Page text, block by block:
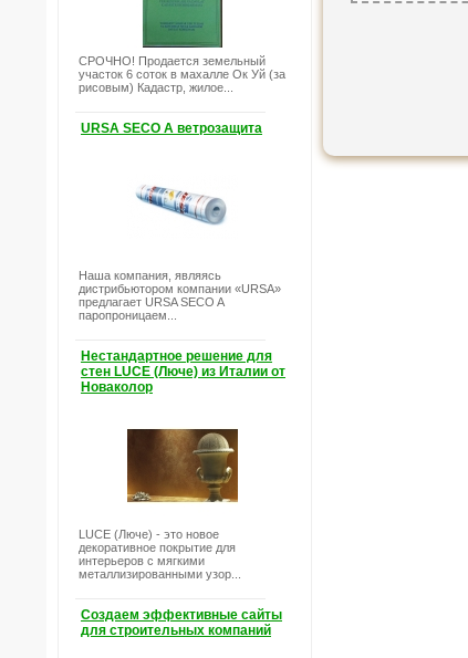
СРОЧНО! Продается земельный
участок 6 соток в махалле Ок Уй (за
рисовым) Кадастр, жилое...
URSA SECO A ветрозащита
Наша компания, являясь
дистрибьютором компании «URSA»
предлагает URSA SECO A
паропроницаем...
Нестандартное решение для
стен LUCE (Люче) из Италии от
Новаколор
LUCE (Люче) - это новое
декоративное покрытие для
интерьеров с мягкими
металлизированными узор...
Создаем эффективные сайты
для строительных компаний